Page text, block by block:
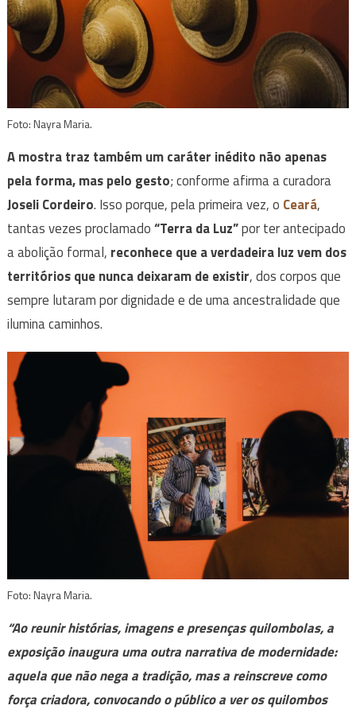
Foto: Nayra Maria.
A mostra traz também um caráter inédito não apenas
pela forma, mas pelo gesto; conforme afirma a curadora
Joseli Cordeiro. Isso porque, pela primeira vez, o Ceará,
tantas vezes proclamado“Terra da Luz”por ter antecipado
a abolição formal, reconhece que a verdadeira luz vem dos
territórios que nunca deixaram de existir, dos corpos que
sempre lutaram por dignidade e de uma ancestralidade que
ilumina caminhos.
Foto: Nayra Maria.
“Ao reunir histórias, imagens e presenças quilombolas, a
exposição inaugura uma outra narrativa de modernidade:
aquela que não nega a tradição, mas a reinscreve como
força criadora, convocando o público a ver os quilombos